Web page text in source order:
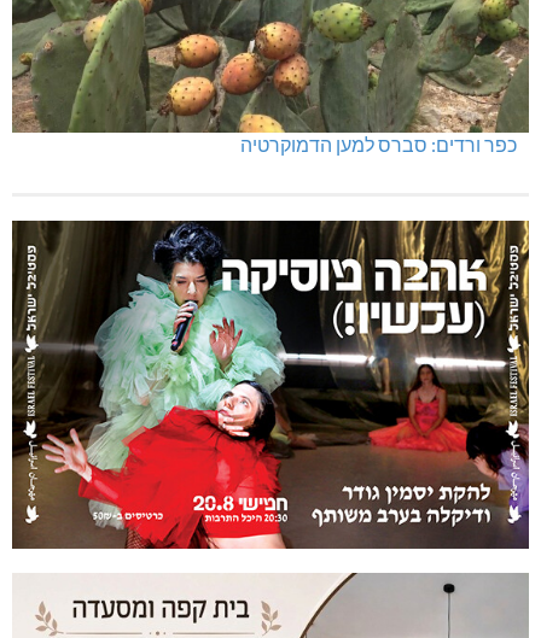
כפר ורדים: סברס למען הדמוקרטיה